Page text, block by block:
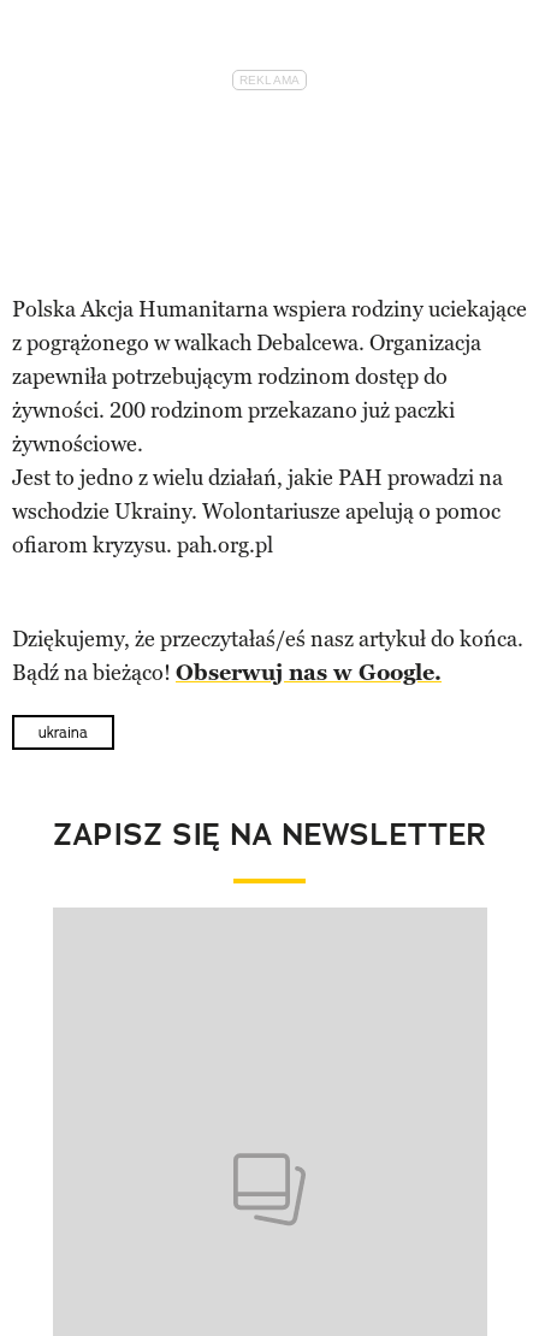
Polska Akcja Humanitarna wspiera rodziny uciekające
z pogrążonego w walkach Debalcewa. Organizacja
zapewniła potrzebującym rodzinom dostęp do
żywności. 200 rodzinom przekazano już paczki
żywnościowe.
Jest to jedno z wielu działań, jakie PAH prowadzi na
wschodzie Ukrainy. Wolontariusze apelują o pomoc
ofiarom kryzysu. pah.org.pl
Dziękujemy, że przeczytałaś/eś nasz artykuł do końca.
Bądź na bieżąco! Obserwuj nas w Google.
ukraina
ZAPISZ SIĘ NA NEWSLETTER